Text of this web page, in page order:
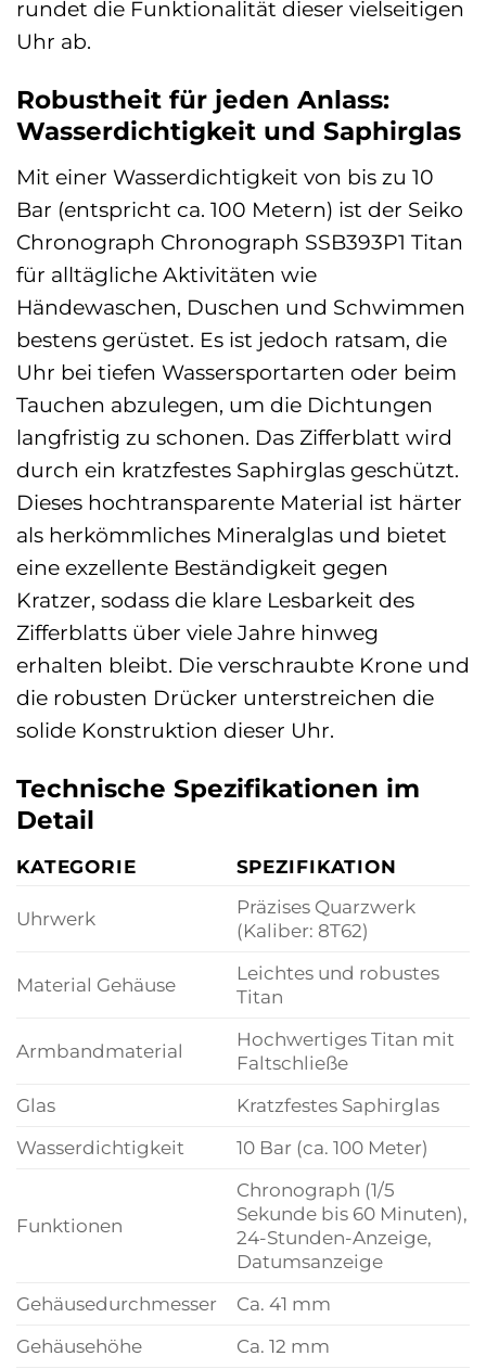
rundet die Funktionalität dieser vielseitigen
Uhr ab.
Robustheit für jeden Anlass:
Wasserdichtigkeit und Saphirglas
Mit einer Wasserdichtigkeit von bis zu 10
Bar (entspricht ca. 100 Metern) ist der Seiko
Chronograph Chronograph SSB393P1 Titan
für alltägliche Aktivitäten wie
Händewaschen, Duschen und Schwimmen
bestens gerüstet. Es ist jedoch ratsam, die
Uhr bei tiefen Wassersportarten oder beim
Tauchen abzulegen, um die Dichtungen
langfristig zu schonen. Das Zifferblatt wird
durch ein kratzfestes Saphirglas geschützt.
Dieses hochtransparente Material ist härter
als herkömmliches Mineralglas und bietet
eine exzellente Beständigkeit gegen
Kratzer, sodass die klare Lesbarkeit des
Zifferblatts über viele Jahre hinweg
erhalten bleibt. Die verschraubte Krone und
die robusten Drücker unterstreichen die
solide Konstruktion dieser Uhr.
Technische Spezifikationen im
Detail
KATEGORIE SPEZIFIKATION
Uhrwerk
Präzises Quarzwerk
(Kaliber: 8T62)
Material Gehäuse
Leichtes und robustes
Titan
Armbandmaterial
Hochwertiges Titan mit
Faltschließe
Glas
Kratzfestes Saphirglas
Wasserdichtigkeit
10 Bar (ca. 100 Meter)
Funktionen
Chronograph (1/5
Sekunde bis 60 Minuten),
24-Stunden-Anzeige,
Datumsanzeige
Gehäusedurchmesser
Ca. 41 mm
Gehäusehöhe
Ca. 12 mm